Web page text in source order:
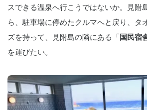
スできる温泉へ行こうではないか。見附
ら、駐車場に停めたクルマへと戻り、タ
ズを持って、見附島の隣にある「 国民宿
を運びたい。